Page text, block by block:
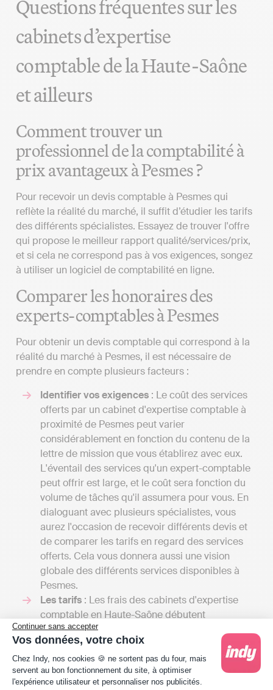
Continuer sans accepter
Vos données, votre choix
Plateforme de Gestion du Consentement :
Chez Indy, nos cookies 🍪 ne sortent pas du four, mais
servent au bon fonctionnement du site, à optimiser
l'expérience utilisateur et personnaliser nos publicités.
Questions fréquentes sur les
cabinets d’expertise
comptable de la Haute-Saône
et ailleurs
Comment trouver un
professionnel de la comptabilité à
prix avantageux à Pesmes ?
Pour recevoir un devis comptable à Pesmes qui
reflète la réalité du marché, il suffit d’étudier les tarifs
des différents spécialistes. Essayez de trouver l'offre
qui propose le meilleur rapport qualité/services/prix,
et si cela ne correspond pas à vos exigences, songez
à utiliser un logiciel de comptabilité en ligne.
Comparer les honoraires des
experts-comptables à Pesmes
Pour obtenir un devis comptable qui correspond à la
réalité du marché à Pesmes, il est nécessaire de
prendre en compte plusieurs facteurs :
Identifier vos exigences : Le coût des services
offerts par un cabinet d'expertise comptable à
proximité de Pesmes peut varier
considérablement en fonction du contenu de la
lettre de mission que vous établirez avec eux.
L'éventail des services qu'un expert-comptable
peut offrir est large, et le coût sera fonction du
volume de tâches qu'il assumera pour vous. En
dialoguant avec plusieurs spécialistes, vous
aurez l'occasion de recevoir différents devis et
de comparer les tarifs en regard des services
offerts. Cela vous donnera aussi une vision
globale des différents services disponibles à
Pesmes.
Les tarifs : Les frais des cabinets d'expertise
comptable en Haute-Saône débutent
généralement à 1000 euros par an pour une
petite mission confiée à un comptable
indépendant et peuvent s'élever à plusieurs
milliers d'euros si votre entreprise nécessite une